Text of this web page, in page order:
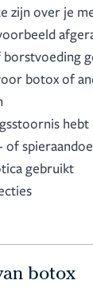
zijn over je
borstvoeding
botox of
hebt
of
gebruikt
botox